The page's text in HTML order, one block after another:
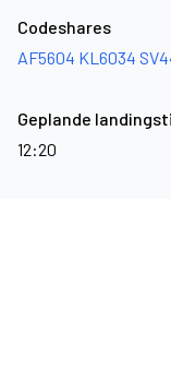
Codeshares
AF5604 KL6034
Geplande
12:20